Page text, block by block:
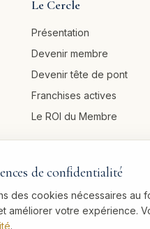
Le Cercle
Présentation
Devenir membre
Devenir tête de pont
Franchises actives
Le ROI du Membre
de confidentialité
des cookies nécessaires au
améliorer votre expérience.
.